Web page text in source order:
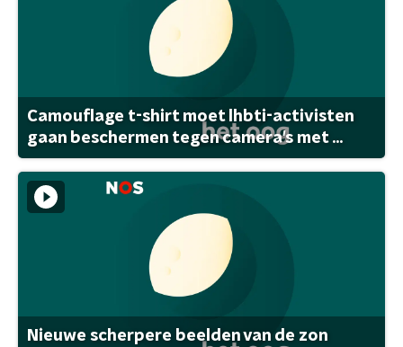
Camouflage t-shirt moet lhbti-activisten
gaan beschermen tegen camera's met ...
Nieuwe scherpere beelden van de zon